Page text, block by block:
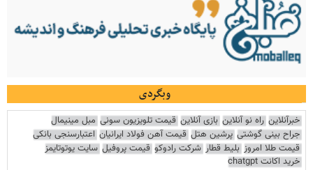
وبگردی
خبرآنلاین راه نو آنلاین بازی آنلاین قیمت تلویزیون سونی مبل مینیمال
جراح بینی گوشتی پرشین هتل قیمت آهن فولاد ایرانیان اعتبارسنجی بانکی
قیمت طلا امروز بلیط قطار شرکت رادوکو قیمت پروفیل سایت یوتوتایمز
خرید اکانت chatgpt